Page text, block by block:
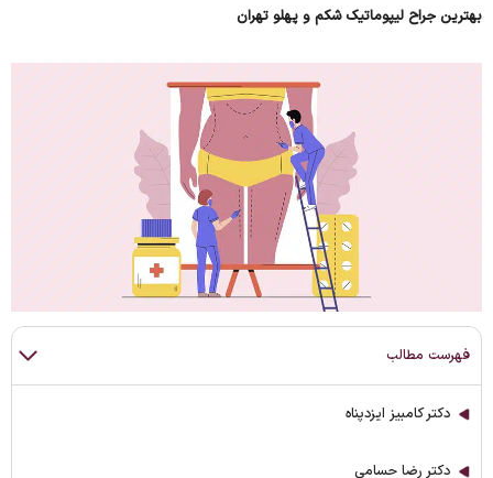
بهترین جراح لیپوماتیک شکم و پهلو تهران
فهرست مطالب
دکتر کامبیز ایزدپناه
دکتر رضا حسامی